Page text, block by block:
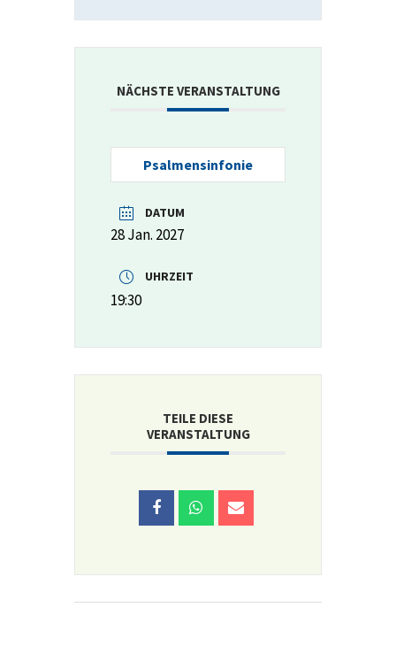
NÄCHSTE VERANSTALTUNG
Psalmensinfonie
DATUM
28 Jan. 2027
UHRZEIT
19:30
TEILE DIESE
VERANSTALTUNG